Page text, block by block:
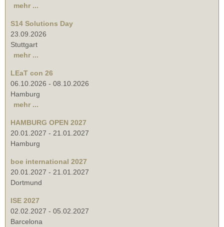
mehr ...
S14 Solutions Day
23.09.2026
Stuttgart
mehr ...
LEaT con 26
06.10.2026 - 08.10.2026
Hamburg
mehr ...
HAMBURG OPEN 2027
20.01.2027 - 21.01.2027
Hamburg
boe international 2027
20.01.2027 - 21.01.2027
Dortmund
ISE 2027
02.02.2027 - 05.02.2027
Barcelona